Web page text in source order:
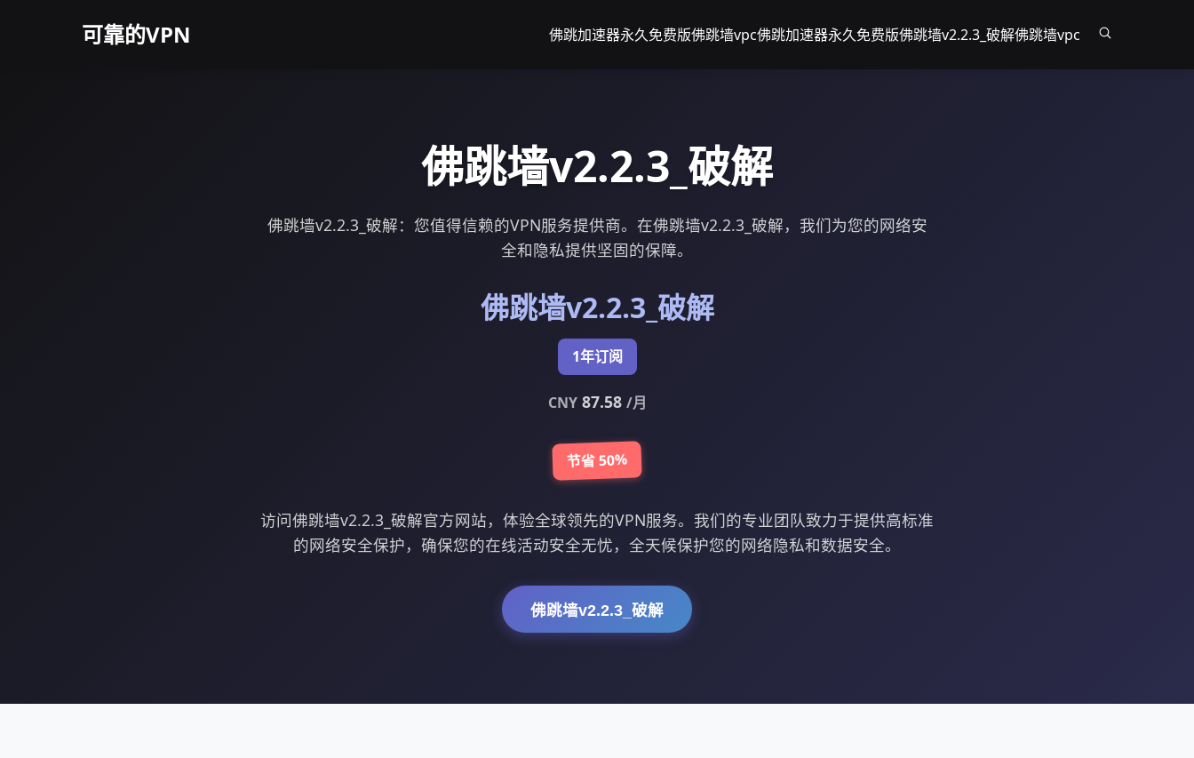
可靠的VPN 佛跳加速器永久免费版佛跳墙vpc佛跳加速器永久免费版佛跳墙v2.2.3_破解佛跳墙vpc
佛跳墙v2.2.3_破解
佛跳墙v2.2.3_破解：您值得信赖的VPN服务提供商。在佛跳墙v2.2.3_破解，我们为您的网络安
全和隐私提供坚固的保障。
佛跳墙v2.2.3_破解
1年订阅
CNY87.58 /月
节省 50%
访问佛跳墙v2.2.3_破解官方网站，体验全球领先的VPN服务。我们的专业团队致力于提供高标准
的网络安全保护，确保您的在线活动安全无忧，全天候保护您的网络隐私和数据安全。
佛跳墙v2.2.3_破解